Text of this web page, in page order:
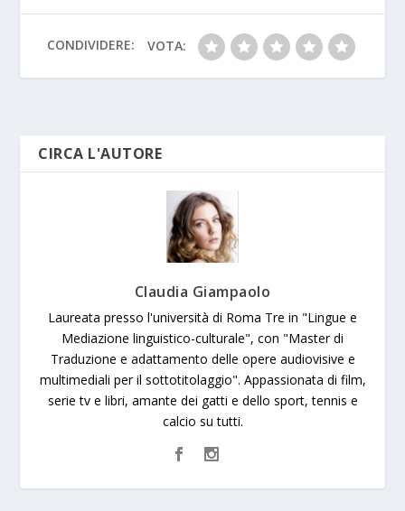
o
k
p
p
e n
k
g
CONDIVIDERE: VOTA:
CIRCA L'AUTORE
Claudia Giampaolo
Laureata presso l'università di Roma Tre in "Lingue e
Mediazione linguistico-culturale", con "Master di
Traduzione e adattamento delle opere audiovisive e
multimediali per il sottotitolaggio". Appassionata di film,
serie tv e libri, amante dei gatti e dello sport, tennis e
calcio su tutti.